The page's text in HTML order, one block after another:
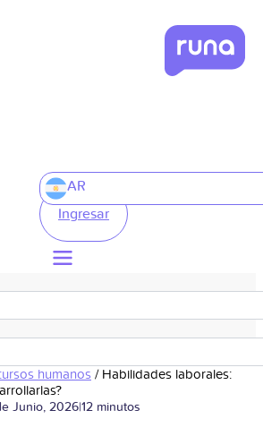
AR
Ingresar
humanos / Habilidades laborales:
Junio, 2026|12 minutos